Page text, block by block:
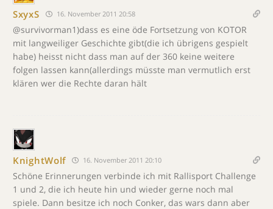
SxyxS 16. November 2011 20:58
@survivorman1)dass es eine öde Fortsetzung von KOTOR
mit langweiliger Geschichte gibt(die ich übrigens gespielt
habe) heisst nicht dass man auf der 360 keine weitere
folgen lassen kann(allerdings müsste man vermutlich erst
klären wer die Rechte daran hält
KnightWolf 16. November 2011 20:10
Schöne Erinnerungen verbinde ich mit Rallisport Challenge
1 und 2, die ich heute hin und wieder gerne noch mal
spiele. Dann besitze ich noch Conker, das wars dann aber